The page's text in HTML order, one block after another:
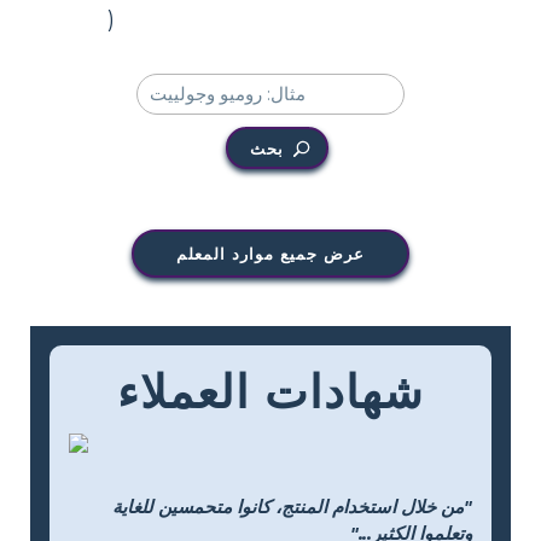
)
بحث
عرض جميع موارد المعلم
شهادات العملاء
"من خلال استخدام المنتج، كانوا متحمسين للغاية
وتعلموا الكثير..."